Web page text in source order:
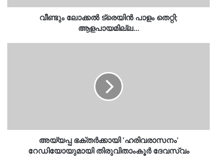
വീണ്ടും ലോക്കല്‍ ട്രെയിന്‍ പാളം തെറ്റി;
ആളപായമില്ല…
മണിക്കൂർ
പ്രക്ഷേപണം…അയ്യപ്പ ഭക്തർക്കായി ‘ഹരിവരാസനം’
റേഡിയോയുമായി തിരുവിതാംകൂർ ദേവസ്വം